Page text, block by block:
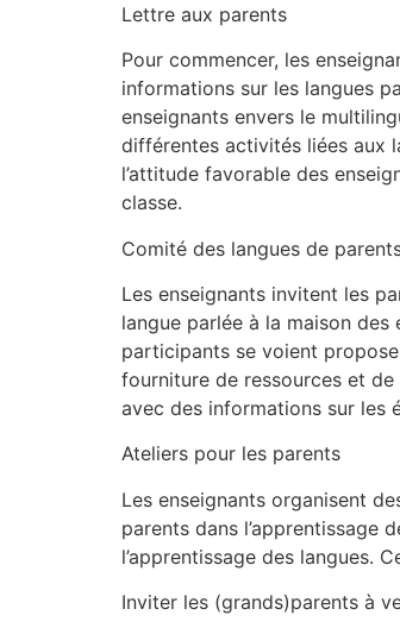
Lettre aux parents
Pour commencer, les
informations sur les langues
enseignants envers le
différentes activités liées aux
l’attitude favorable des
classe.
Comité des langues de
Les enseignants invitent les
langue parlée à la maison des
participants se voient
fourniture de ressources et de
avec des informations sur les
Ateliers pour les parents
Les enseignants organisent
parents dans l’apprentissage
l’apprentissage des langues.
Inviter les (grands)parents à